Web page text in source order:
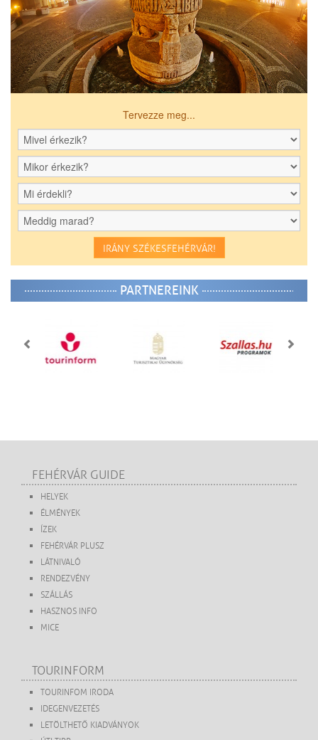
Tervezze meg...
IRÁNY SZÉKESFEHÉRVÁR!
PARTNEREINK
FEHÉRVÁR GUIDE
HELYEK
ÉLMÉNYEK
ÍZEK
FEHÉRVÁR PLUSZ
LÁTNIVALÓ
RENDEZVÉNY
SZÁLLÁS
HASZNOS INFO
MICE
TOURINFORM
TOURINFOM IRODA
IDEGENVEZETÉS
LETÖLTHETŐ KIADVÁNYOK